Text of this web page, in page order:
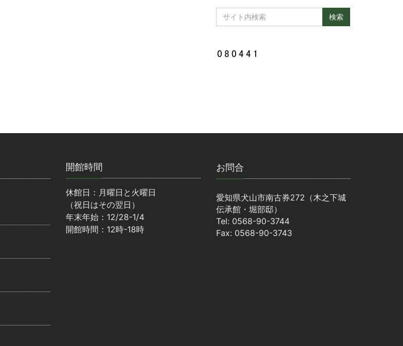
開館時間
休館日：月曜日と火曜日
（祝日はその翌日）
年末年始：12/28-1/4
開館時間：12時-18時
お問合
愛知県犬山市南古券272（木之下城
伝承館・堀部邸）
Tel: 0568-90-3744
Fax: 0568-90-3743